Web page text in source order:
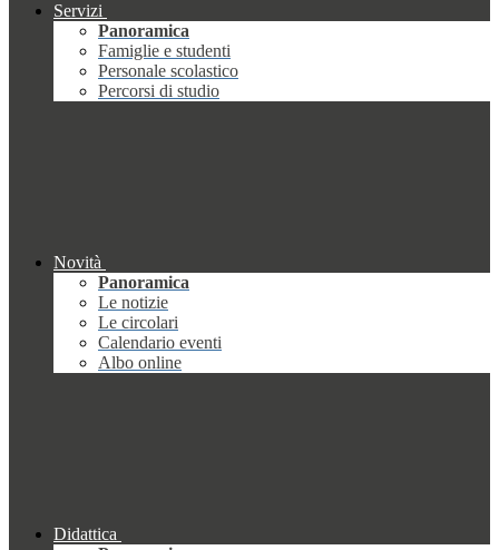
Servizi
Panoramica
Famiglie e studenti
Personale scolastico
Percorsi di studio
Novità
Panoramica
Le notizie
Le circolari
Calendario eventi
Albo online
Didattica